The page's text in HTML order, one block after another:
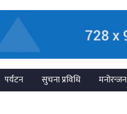
पर्यटन सुचना प्रविधि मनोरन्जन